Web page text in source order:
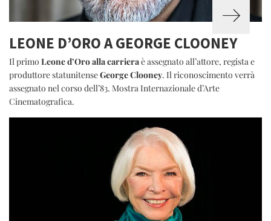
LEONE D’ORO A GEORGE CLOONEY
Il primo Leone d’Oro alla carrieraè assegnato all’attore, regista e
produttore statunitenseGeorge Clooney. Il riconoscimento verrà
assegnato nel corso dell’83. Mostra Internazionale d’Arte
Cinematografica.